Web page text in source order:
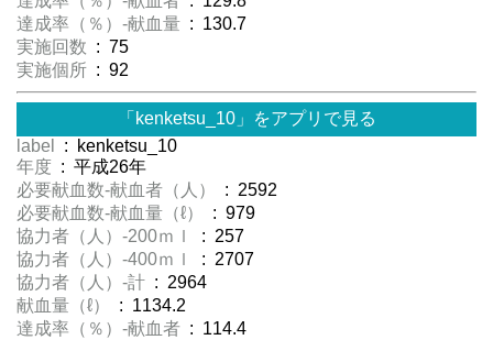
達成率（％）-献血量 : 130.7
実施回数 : 75
実施個所 : 92
「kenketsu_10」をアプリで見る
label
: kenketsu_10
年度 : 平成26年
必要献血数-献血者（人）
: 2592
必要献血数-献血量（ℓ）
: 979
協力者（人）-200ｍｌ
: 257
協力者（人）-400ｍｌ
: 2707
協力者（人）-計 : 2964
献血量（ℓ）
: 1134.2
達成率（％）-献血者 : 114.4